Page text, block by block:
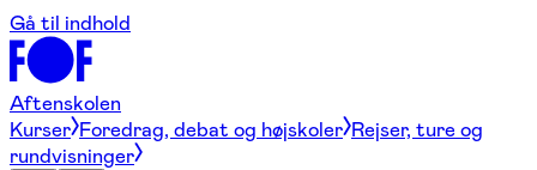
Gå til indhold
Aftenskolen
Kurser Foredrag, debat og højskoler Rejser, ture og
rundvisninger